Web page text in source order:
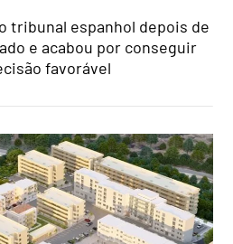
tribunal espanhol depois de
e acabou por conseguir
favorável